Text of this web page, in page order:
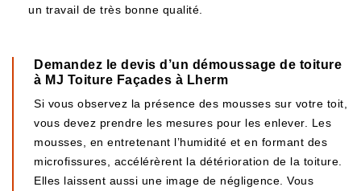
un travail de très bonne qualité.
Demandez le devis d’un démoussage de toiture
à MJ Toiture Façades à Lherm
Si vous observez la présence des mousses sur votre toit,
vous devez prendre les mesures pour les enlever. Les
mousses, en entretenant l’humidité et en formant des
microfissures, accélérèrent la détérioration de la toiture.
Elles laissent aussi une image de négligence. Vous